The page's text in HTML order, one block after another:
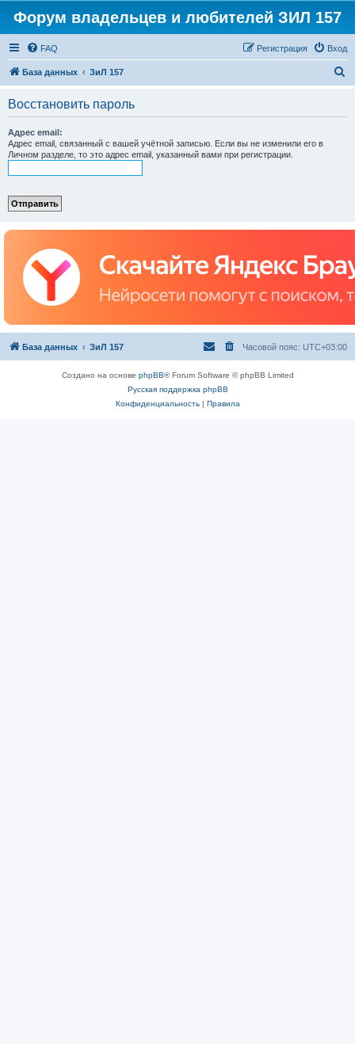
Форум владельцев и любителей ЗИЛ 157
FAQ Вход
Регистрация
База данных ЗиЛ 157
Восстановить пароль
Адрес email:
Адрес email, связанный с вашей учётной записью. Если вы не изменили его в
Личном разделе, то это адрес email, указанный вами при регистрации.
База данных ЗиЛ 157 Часовой пояс: UTC+03:00
Создано на основе phpBB® Forum Software © phpBB Limited
Русская поддержка phpBB
Конфиденциальность| Правила